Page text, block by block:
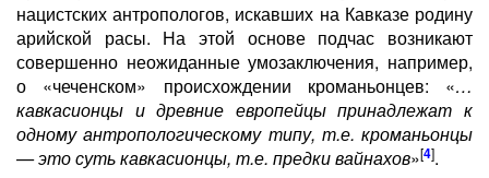
нацистских антропологов, искавших на Кавказе родину
арийской расы. На этой основе подчас возникают
совершенно неожиданные умозаключения, например,
о «чеченском» происхождении кроманьонцев: «…
кавкасионцы и древние европейцы принадлежат к
одному антропологическому типу, т.е. кроманьонцы
— это суть кавкасионцы, т.е. предки вайнахов»[4].